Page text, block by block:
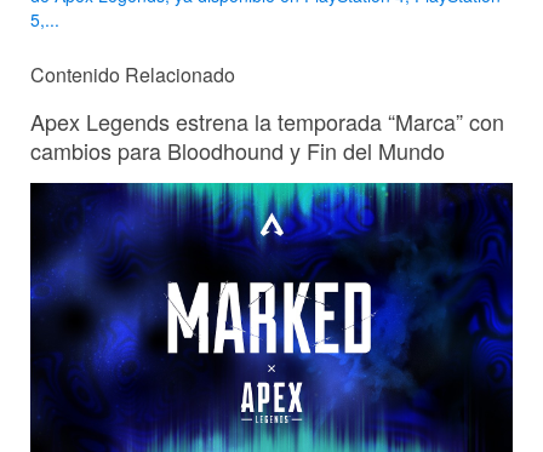
5,...
Contenido Relacionado
Apex Legends estrena la temporada “Marca” con
cambios para Bloodhound y Fin del Mundo